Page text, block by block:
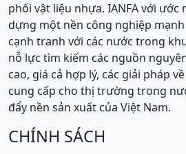
phối vật liệu nhựa. IANFA với ước
dựng một nền công nghiệp mạnh
cạnh tranh với các nước trong
nỗ lực tìm kiếm các nguồn
cao, giá cả hợp lý, các giải pháp
cung cấp cho thị trường trong
đẩy nền sản xuất của Việt Nam.
CHÍNH SÁCH